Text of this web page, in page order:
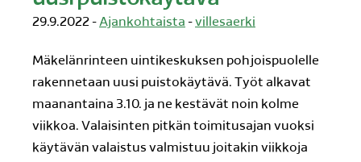
29.9.2022 -Ajankohtaista -villesaerki
Mäkelänrinteen uintikeskuksen pohjoispuolelle
rakennetaan uusi puistokäytävä. Työt alkavat
maanantaina 3.10. ja ne kestävät noin kolme
viikkoa. Valaisinten pitkän toimitusajan vuoksi
käytävän valaistus valmistuu joitakin viikkoja